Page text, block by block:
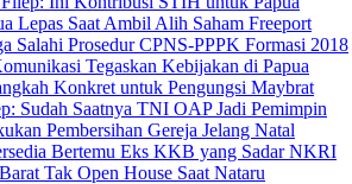
Lepas Saat Ambil Alih Saham Freeport
Salahi Prosedur CPNS-PPPK Formasi 2018
Tegaskan Kebijakan di Papua
Konkret untuk Pengungsi Maybrat
Sudah Saatnya TNI OAP Jadi Pemimpin
Pembersihan Gereja Jelang Natal
Bertemu Eks KKB yang Sadar NKRI
Tak Open House Saat Nataru